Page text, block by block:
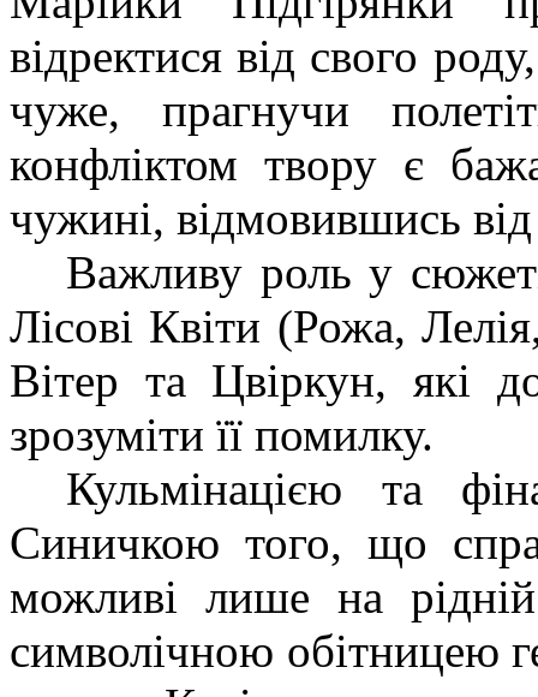
відректися від свого
чуже, прагнучи
конфліктом твору є
чужині, відмовившись
Важливу роль у
Лісові Квіти (Рожа,
Вітер та Цвіркун, які
зрозуміти її помилку.
Кульмінацією та
Синичкою того, що
можливі лише на
символічною обітницею